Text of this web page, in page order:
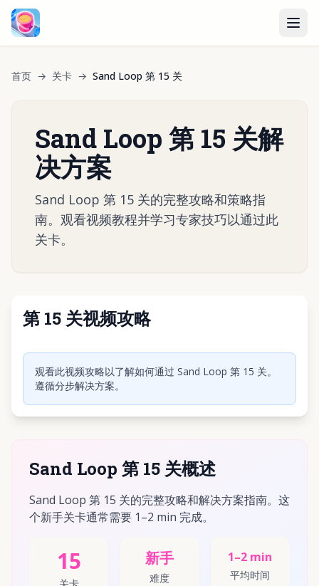
首页 → 关卡 → Sand Loop 第 15 关
Sand Loop 第 15 关解
决方案
Sand Loop 第 15 关的完整攻略和策略指
南。观看视频教程并学习专家技巧以通过此
关卡。
第 15 关视频攻略点击播放视频
观看此视频攻略以了解如何通过 Sand Loop 第 15 关。
遵循分步解决方案。
Sand Loop 第 15 关概述
Sand Loop 第 15 关的完整攻略和解决方案指南。这
个新手关卡通常需要 1–2 min 完成。
15 新手
难度
1–2 min
平均时间